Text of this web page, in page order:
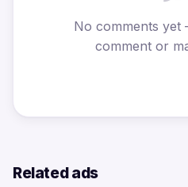
No comments
comment or
Related ads